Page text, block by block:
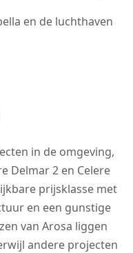
en de luchthaven
in de omgeving,
Delmar 2 en Celere
prijsklasse met
en een gunstige
van Arosa liggen
andere projecten